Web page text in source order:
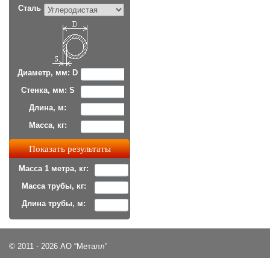
Сталь
Диаметр, мм: D
Стенка, мм: S
Длина, м:
Масса, кг:
Масса 1 метра, кг:
Масса трубы, кг:
Длина трубы, м:
© 2011 - 2026 АО “Металл”